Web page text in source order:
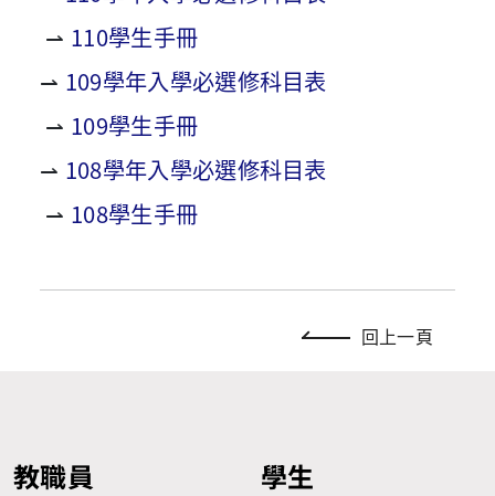
⇀ 110學生手冊
⇀ 109學年入學必選修科目表
⇀ 109學生手冊
⇀ 108學年入學必選修科目表
⇀ 108學生手冊
回上一頁
教職員 學生